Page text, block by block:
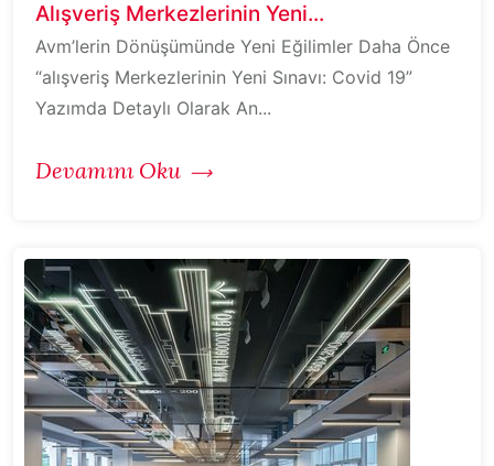
Alışveriş Merkezlerinin Yeni...
Avm’lerin Dönüşümünde Yeni Eğilimler Daha Önce
“alışveriş Merkezlerinin Yeni Sınavı: Covid 19”
Yazımda Detaylı Olarak An...
Devamını Oku